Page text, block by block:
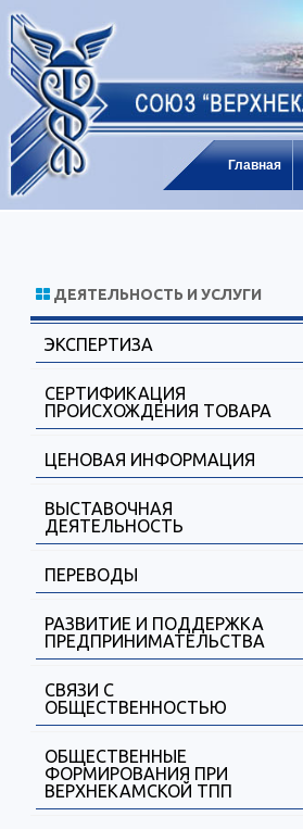
Главная
ДЕЯТЕЛЬНОСТЬ И УСЛУГИ
ЭКСПЕРТИЗА
СЕРТИФИКАЦИЯ
ПРОИСХОЖДЕНИЯ ТОВАРА
ЦЕНОВАЯ ИНФОРМАЦИЯ
ВЫСТАВОЧНАЯ
ДЕЯТЕЛЬНОСТЬ
ПЕРЕВОДЫ
РАЗВИТИЕ И ПОДДЕРЖКА
ПРЕДПРИНИМАТЕЛЬСТВА
СВЯЗИ С
ОБЩЕСТВЕННОСТЬЮ
ОБЩЕСТВЕННЫЕ
ФОРМИРОВАНИЯ ПРИ
ВЕРХНЕКАМСКОЙ ТПП